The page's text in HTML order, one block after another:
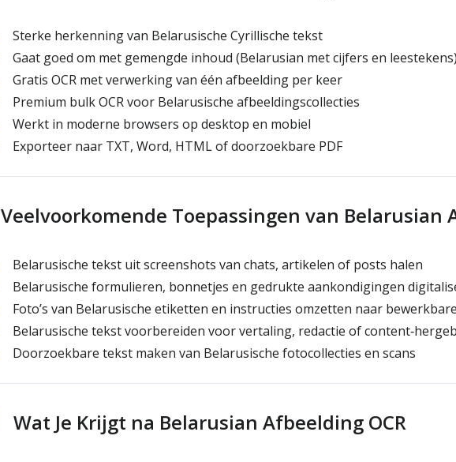
Sterke herkenning van Belarusische Cyrillische tekst
Gaat goed om met gemengde inhoud (Belarusian met cijfers en leestekens)
Gratis OCR met verwerking van één afbeelding per keer
Premium bulk OCR voor Belarusische afbeeldingscollecties
Werkt in moderne browsers op desktop en mobiel
Exporteer naar TXT, Word, HTML of doorzoekbare PDF
Veelvoorkomende Toepassingen van Belarusian
Belarusische tekst uit screenshots van chats, artikelen of posts halen
Belarusische formulieren, bonnetjes en gedrukte aankondigingen
Foto’s van Belarusische etiketten en instructies omzetten naar
Belarusische tekst voorbereiden voor vertaling, redactie of
Doorzoekbare tekst maken van Belarusische fotocollecties en scans
Wat Je Krijgt na Belarusian Afbeelding OCR